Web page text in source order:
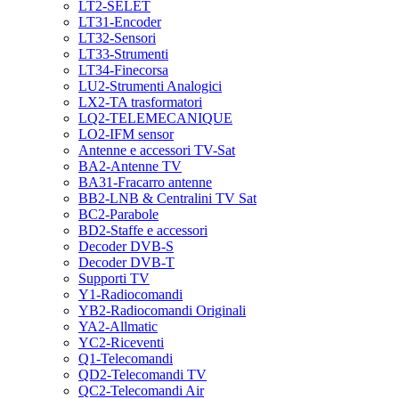
LT2-SELET
LT31-Encoder
LT32-Sensori
LT33-Strumenti
LT34-Finecorsa
LU2-Strumenti Analogici
LX2-TA trasformatori
LQ2-TELEMECANIQUE
LO2-IFM sensor
Antenne e accessori TV-Sat
BA2-Antenne TV
BA31-Fracarro antenne
BB2-LNB & Centralini TV Sat
BC2-Parabole
BD2-Staffe e accessori
Decoder DVB-S
Decoder DVB-T
Supporti TV
Y1-Radiocomandi
YB2-Radiocomandi Originali
YA2-Allmatic
YC2-Riceventi
Q1-Telecomandi
QD2-Telecomandi TV
QC2-Telecomandi Air